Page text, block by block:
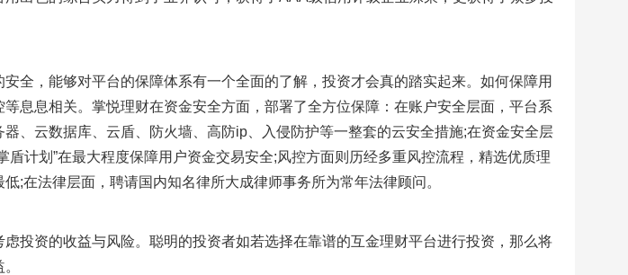
全，能够对平台的保障体系有一个全面的了解，投资才会真的踏实起来。如何保障用
息息相关。掌悦理财在资金安全方面，部署了全方位保障：在账户安全层面，平台系
、云数据库、云盾、防火墙、高防ip、入侵防护等一整套的云安全措施;在资金安全层
盾计划”在最大程度保障用户资金交易安全;风控方面则历经多重风控流程，精选优质理
;在法律层面，聘请国内知名律所大成律师事务所为常年法律顾问。
投资的收益与风险。聪明的投资者如若选择在靠谱的互金理财平台进行投资，那么将